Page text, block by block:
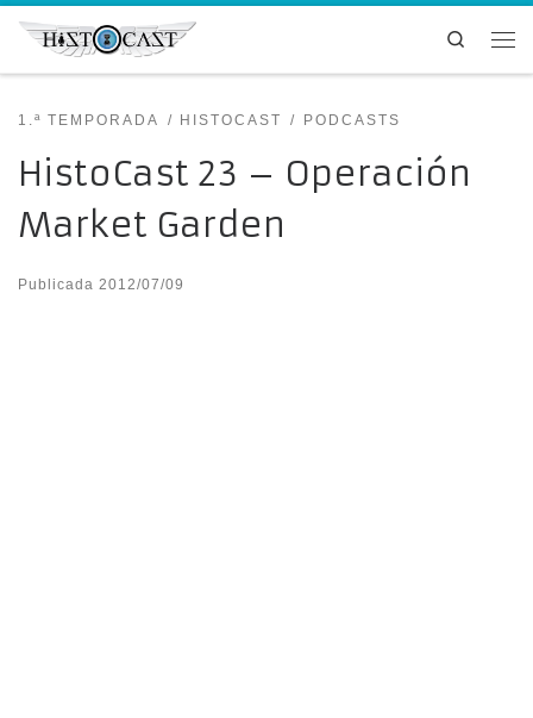
Saltar al contenido
Search
1.ª TEMPORADA HISTOCAST PODCASTS
HistoCast 23 – Operación
Market Garden
Publicada 2012/07/09